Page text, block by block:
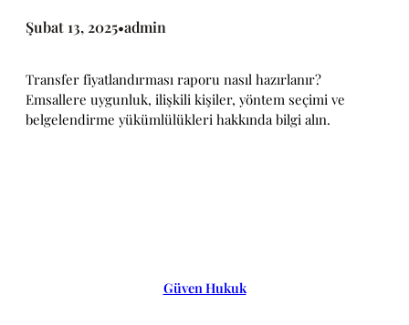
Şubat 13, 2025•admin
Transfer fiyatlandırması raporu nasıl hazırlanır?
Emsallere uygunluk, ilişkili kişiler, yöntem seçimi ve
belgelendirme yükümlülükleri hakkında bilgi alın.
Güven Hukuk